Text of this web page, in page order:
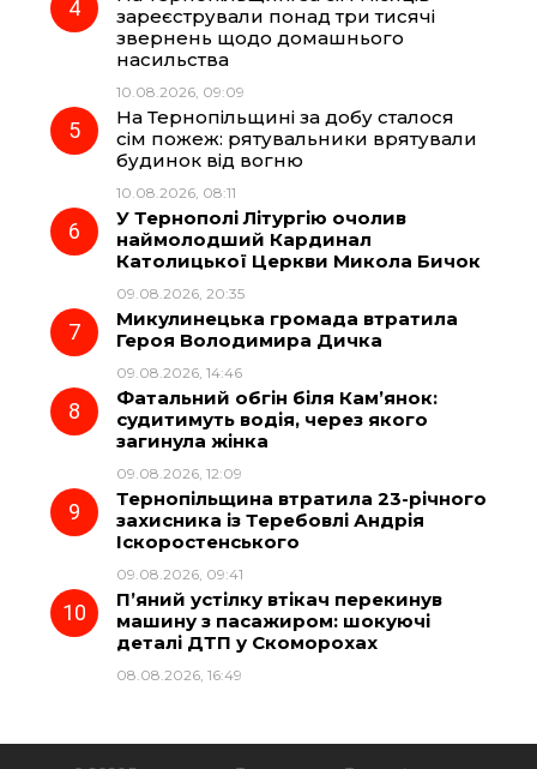
зареєстрували понад три тисячі
звернень щодо домашнього
насильства
10.08.2026, 09:09
На Тернопільщині за добу сталося
сім пожеж: рятувальники врятували
будинок від вогню
10.08.2026, 08:11
У Тернополі Літургію очолив
наймолодший Кардинал
Католицької Церкви Микола Бичок
09.08.2026, 20:35
Микулинецька громада втратила
Героя Володимира Дичка
09.08.2026, 14:46
Фатальний обгін біля Кам’янок:
судитимуть водія, через якого
загинула жінка
09.08.2026, 12:09
Тернопільщина втратила 23-річного
захисника із Теребовлі Андрія
Іскоростенського
09.08.2026, 09:41
П’яний устілку втікач перекинув
машину з пасажиром: шокуючі
деталі ДТП у Скоморохах
08.08.2026, 16:49